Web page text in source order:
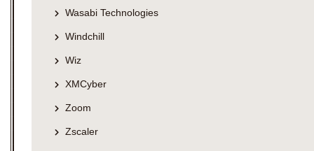
Wasabi Technologies
Windchill
Wiz
XMCyber
Zoom
Zscaler